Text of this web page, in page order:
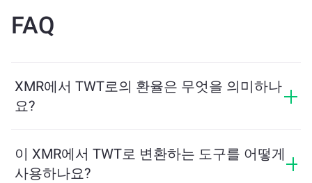
FAQ
XMR에서 TWT로의 환율은 무엇을 의미하나
요?
줍니다. 이 환율은 시장 상황, 수요와 공급, 그리고 유동성
에 따라 변동합니다.
이 XMR에서 TWT로 변환하는 도구를 어떻게
사용하나요?